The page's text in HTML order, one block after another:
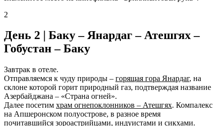
2
День 2 | Баку – Янардаг – Атешгях –
Гобустан – Баку
Завтрак в отеле.
Отправляемся к чуду природы – горящая гора Янардаг, на
склоне которой горит природный газ, подтверждая название
Азербайджана – «Страна огней».
Далее посетим храм огнепоклонников – Атешгях. Компалекс
на Апшеронском полуострове, в разное время
почитавшийся зороастрийцами, индуистами и сикхами.